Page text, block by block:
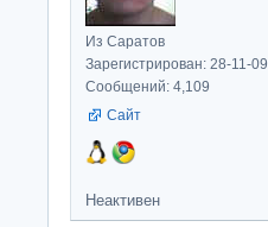
Из Саратов
Зарегистрирован: 28-11-09
Сообщений: 4,109
Сайт
Неактивен